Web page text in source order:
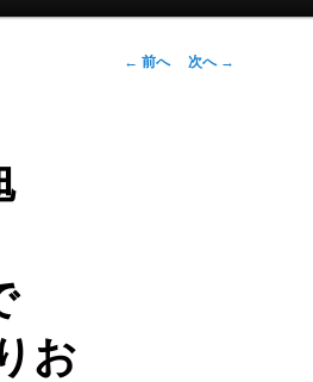
投稿ナビゲー
← 前へ 次へ →
お